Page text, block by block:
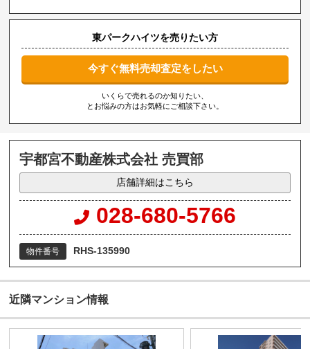
東パークハイツを売りたい方
今すぐ無料売却査定をしたい
いくらで売れるのか知りたい、
とお悩みの方はお気軽にご相談下さい。
宇都宮不動産株式会社 売買部
店舗詳細はこちら
028-680-5766
物件番号 RHS-135990
近隣マンション情報